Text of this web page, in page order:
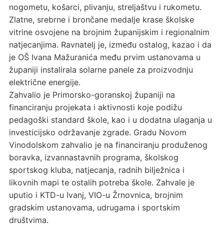
nogometu, košarci, plivanju, streljaštvu i rukometu.
Zlatne, srebrne i brončane medalje krase školske
vitrine osvojene na brojnim županijskim i regionalnim
natjecanjima. Ravnatelj je, između ostalog, kazao i da
je OŠ Ivana Mažuranića među prvim ustanovama u
županiji instalirala solarne panele za proizvodnju
električne energije.
Zahvalio je Primorsko-goranskoj županiji na
financiranju projekata i aktivnosti koje podižu
pedagoški standard škole, kao i u dodatna ulaganja u
investicijsko održavanje zgrade. Gradu Novom
Vinodolskom zahvalio je na financiranju produženog
boravka, izvannastavnih programa, školskog
sportskog kluba, natjecanja, radnih bilježnica i
likovnih mapi te ostalih potreba škole. Zahvale je
uputio i KTD-u Ivanj, VIO-u Žrnovnica, brojnim
gradskim ustanovama, udrugama i sportskim
društvima.